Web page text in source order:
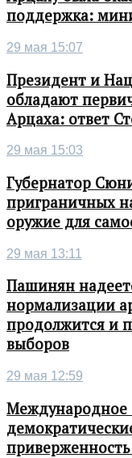
поддержка:
29 мая 15:07
Президент и
обладают
Арцаха: ответ
29 мая 15:03
Губернатор
приграничных
оружие для
29 мая 13:11
Пашинян
нормализации
продолжится и
выборов
29 мая 12:59
Международное